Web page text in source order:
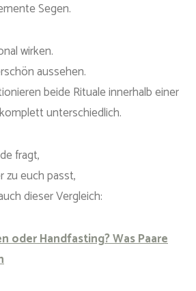
Segen.
wirken.
aussehen.
beide Rituale innerhalb einer
unterschiedlich.
fragt,
zu euch passt,
dieser Vergleich:
oder Handfasting? Was Paare